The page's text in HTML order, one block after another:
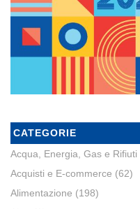
CATEGORIE
Acqua, Energia, Gas e Rifiuti
Acquisti e E-commerce (62)
Alimentazione (198)